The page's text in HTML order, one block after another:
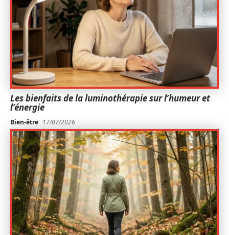
Les bienfaits de la luminothérapie sur l’humeur et
l’énergie
Bien-être 17/07/2026